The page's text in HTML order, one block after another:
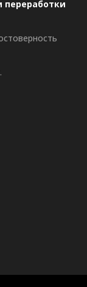
переработки